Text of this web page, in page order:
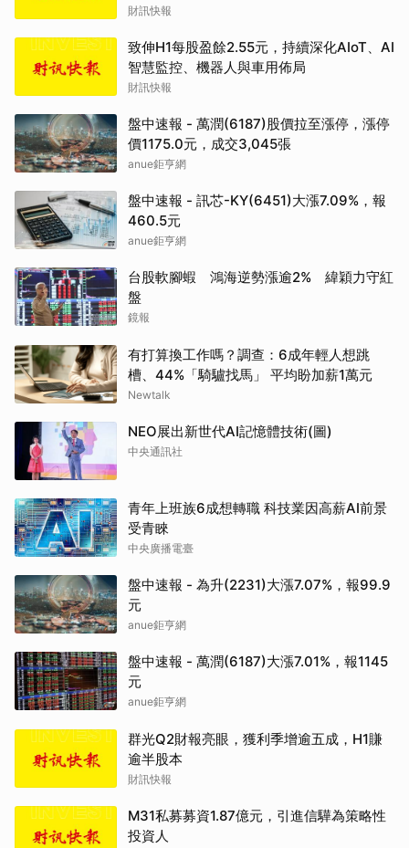
財訊快報
致伸H1每股盈餘2.55元，持續深化AIoT、AI
智慧監控、機器人與車用佈局
財訊快報
盤中速報 - 萬潤(6187)股價拉至漲停，漲停
價1175.0元，成交3,045張
anue鉅亨網
盤中速報 - 訊芯-KY(6451)大漲7.09%，報
460.5元
anue鉅亨網
台股軟腳蝦 鴻海逆勢漲逾2% 緯穎力守紅
盤
鏡報
有打算換工作嗎？調查：6成年輕人想跳
槽、44%「騎驢找馬」 平均盼加薪1萬元
Newtalk
NEO展出新世代AI記憶體技術(圖)
中央通訊社
青年上班族6成想轉職 科技業因高薪AI前景
受青睞
中央廣播電臺
盤中速報 - 為升(2231)大漲7.07%，報99.9
元
anue鉅亨網
盤中速報 - 萬潤(6187)大漲7.01%，報1145
元
anue鉅亨網
群光Q2財報亮眼，獲利季增逾五成，H1賺
逾半股本
財訊快報
M31私募募資1.87億元，引進信驊為策略性
投資人